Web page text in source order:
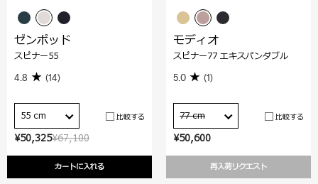
¥67,100
¥50,325
カートに入れる
ゼンポッド
スピナー55
4.8 (14)
55 cm 比較する
¥50,600
再入荷リクエスト
モディオ
スピナー77 エキスパンダブル
5.0 (1)
77 cm 比較する